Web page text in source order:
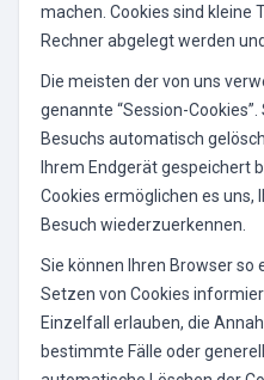
machen. Cookies sind kleine
Rechner abgelegt werden
Die meisten der von uns
genannte “Session-
Besuchs automatisch
Ihrem Endgerät gespeichert
Cookies ermöglichen es uns,
Besuch wiederzuerkennen.
Sie können Ihren Browser so
Setzen von Cookies
Einzelfall erlauben, die
bestimmte Fälle oder